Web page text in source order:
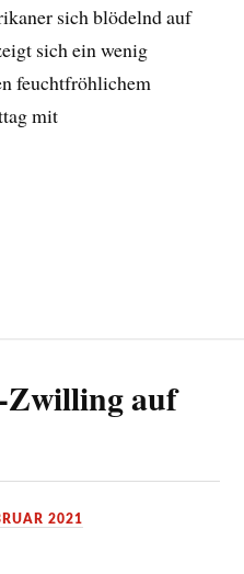
sich blödelnd auf
sich ein wenig
feuchtfröhlichem
mit
Zwilling auf
2021